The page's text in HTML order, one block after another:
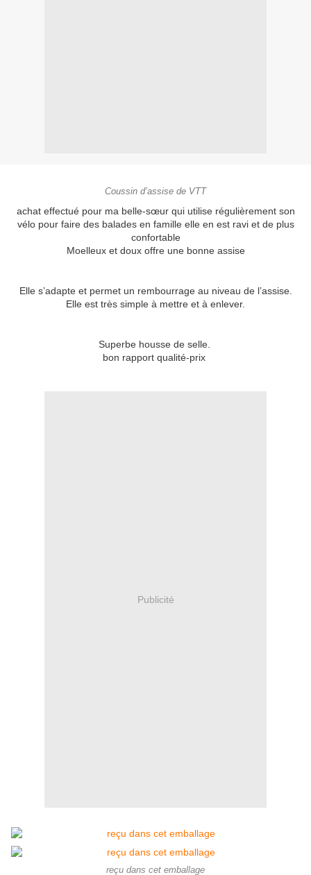
Coussin d’assise de VTT
achat effectué pour ma belle-sœur qui utilise régulièrement son
vélo pour faire des balades en famille elle en est ravi et de plus
confortable
Moelleux et doux offre une bonne assise
Elle s’adapte et permet un rembourrage au niveau de l’assise.
Elle est très simple à mettre et à enlever.
Superbe housse de selle.
bon rapport qualité-prix
Publicité
reçu dans cet emballage